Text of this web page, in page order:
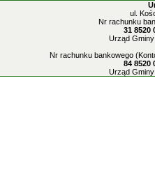
ul.
Nr rachunku
31 8520
Urząd
Nr rachunku bankowego
84 8520
Urząd